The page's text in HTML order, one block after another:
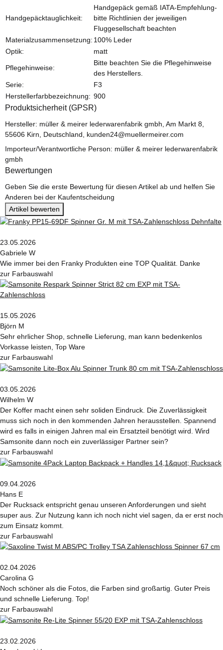
Handgepäcktauglichkeit:
Handgepäck gemäß IATA-Empfehlung-
bitte Richtlinien der jeweiligen
Fluggesellschaft beachten
Materialzusammensetzung: 100% Leder
Optik:
matt
Pflegehinweise:
Bitte beachten Sie die Pflegehinweise
des Herstellers.
Serie:
F3
Herstellerfarbbezeichnung: 900
Produktsicherheit (GPSR)
Hersteller: müller & meirer lederwarenfabrik gmbh, Am Markt 8,
55606 Kirn, Deutschland, kunden24@muellermeirer.com
Importeur/Verantwortliche Person: müller & meirer lederwarenfabrik
gmbh
Bewertungen
Geben Sie die erste Bewertung für diesen Artikel ab und helfen Sie
Anderen bei der Kaufentscheidung
Artikel bewerten
23.05.2026
Gabriele W
Wie immer bei den Franky Produkten eine TOP Qualität. Danke
zur Farbauswahl
15.05.2026
Björn M
Sehr ehrlicher Shop, schnelle Lieferung, man kann bedenkenlos
Vorkasse leisten, Top Ware
zur Farbauswahl
03.05.2026
Wilhelm W
Der Koffer macht einen sehr soliden Eindruck. Die Zuverlässigkeit
muss sich noch in den kommenden Jahren herausstellen. Spannend
wird es falls in einigen Jahren mal ein Ersatzteil benötigt wird. Wird
Samsonite dann noch ein zuverlässiger Partner sein?
zur Farbauswahl
09.04.2026
Hans E
Der Rucksack entspricht genau unseren Anforderungen und sieht
super aus. Zur Nutzung kann ich noch nicht viel sagen, da er erst noch
zum Einsatz kommt.
zur Farbauswahl
02.04.2026
Carolina G
Noch schöner als die Fotos, die Farben sind großartig. Guter Preis
und schnelle Lieferung. Top!
zur Farbauswahl
23.02.2026